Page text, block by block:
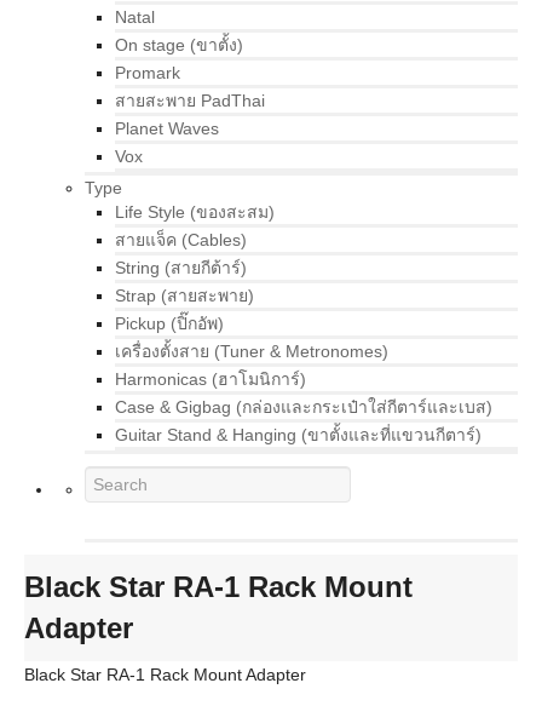
Natal
On stage (ขาตั้ง)
Promark
สายสะพาย PadThai
Planet Waves
Vox
Type
Life Style (ของสะสม)
สายแจ็ค (Cables)
String (สายกีต้าร์)
Strap (สายสะพาย)
Pickup (ปิ๊กอัพ)
เครื่องตั้งสาย (Tuner & Metronomes)
Harmonicas (ฮาโมนิการ์)
Case & Gigbag (กล่องและกระเป๋าใส่กีตาร์และเบส)
Guitar Stand & Hanging (ขาตั้งและที่แขวนกีตาร์)
Black Star RA-1 Rack Mount
Adapter
Black Star RA-1 Rack Mount Adapter